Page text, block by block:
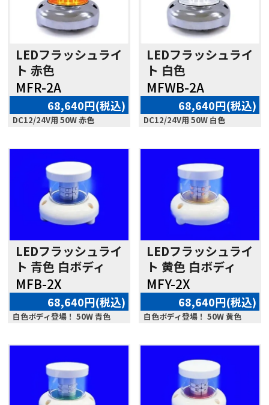
LEDフラッシュライ
ト 赤色
MFR-2A
68,640円(税込)
DC12/24V用 50W 赤色
LEDフラッシュライ
ト 白色
MFWB-2A
68,640円(税込)
DC12/24V用 50W 白色
LEDフラッシュライ
ト 青色 白ボディ
MFB-2X
68,640円(税込)
白色ボディ登場！ 50W 青色
LEDフラッシュライ
ト 黄色 白ボディ
MFY-2X
68,640円(税込)
白色ボディ登場！ 50W 黄色